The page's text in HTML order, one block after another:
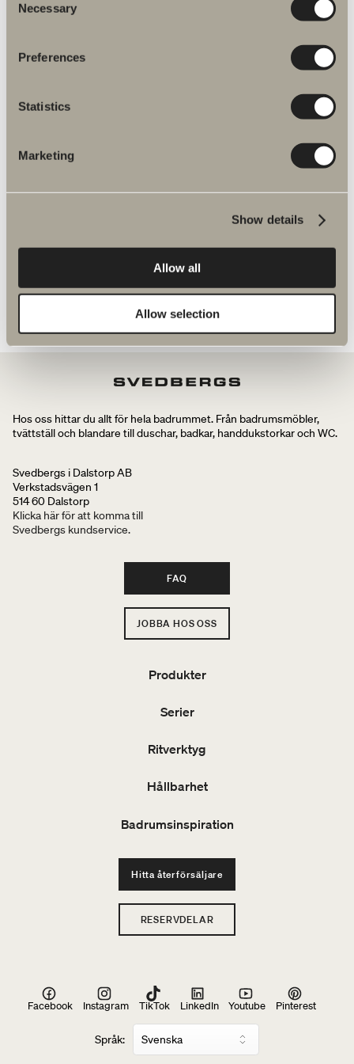
Selection
Necessary
Preferences
Statistics
Marketing
Show details
Allow all
Allow selection
Fler produkter inom Reservdelar
Hos oss hittar du allt för hela badrummet. Från badrumsmöbler,
tvättställ och blandare till duschar, badkar, handdukstorkar och WC.
Svedbergs i Dalstorp AB
Verkstadsvägen 1
514 60 Dalstorp
Klicka här för att komma till
Svedbergs kundservice.
FAQ
JOBBA HOS OSS
Produkter
Serier
Ritverktyg
Hållbarhet
Badrumsinspiration
Hitta återförsäljare
RESERVDELAR
Språk:
Facebook Instagram TikTok LinkedIn Youtube Pinterest